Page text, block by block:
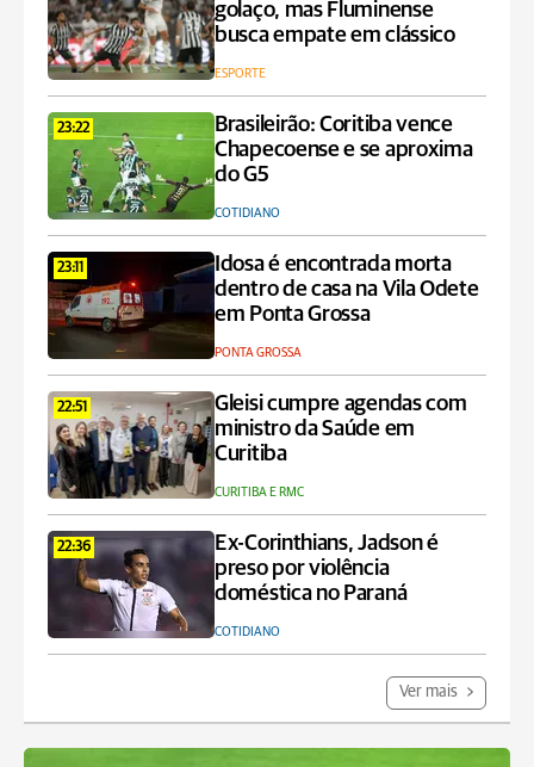
golaço, mas Fluminense
busca empate em clássico
ESPORTE
23:22
Brasileirão: Coritiba vence
Chapecoense e se aproxima
do G5
COTIDIANO
23:11
Idosa é encontrada morta
dentro de casa na Vila Odete
em Ponta Grossa
PONTA GROSSA
22:51
Gleisi cumpre agendas com
ministro da Saúde em
Curitiba
CURITIBA E RMC
22:36
Ex-Corinthians, Jadson é
preso por violência
doméstica no Paraná
COTIDIANO
Ver mais